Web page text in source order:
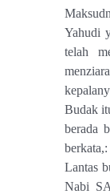
Yahudi
telah
Budak
berada
Lantas
Nabi